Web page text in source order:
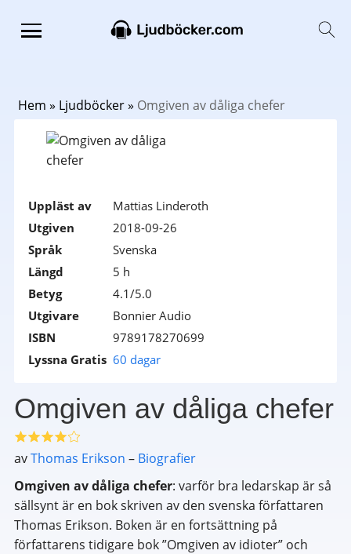
Hem » Ljudböcker» Omgiven av dåliga chefer
Uppläst av
Mattias Linderoth
Utgiven
2018-09-26
Språk
Svenska
Längd
5 h
Betyg
4.1/5.0
Utgivare
Bonnier Audio
ISBN
9789178270699
Lyssna Gratis 60 dagar
Omgiven av dåliga chefer
avThomas Erikson – Biografier
Omgiven av dåliga chefer: varför bra ledarskap är så
sällsynt är en bok skriven av den svenska författaren
Thomas Erikson. Boken är en fortsättning på
författarens tidigare bok ”Omgiven av idioter” och